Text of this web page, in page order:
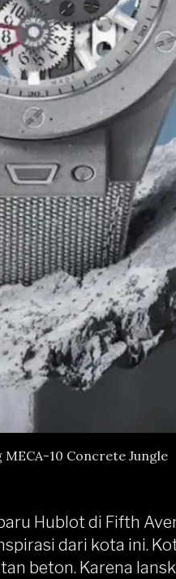
MECA-10 Concrete Jungle
Hublot di Fifth
dari kota ini.
beton. Karena